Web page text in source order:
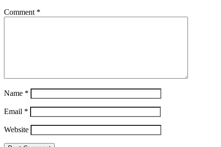
Comment *
Name *
Email *
Website